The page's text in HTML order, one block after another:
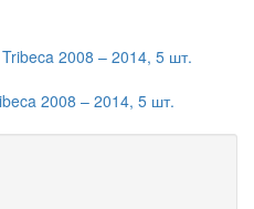
2008 – 2014, 5 шт.